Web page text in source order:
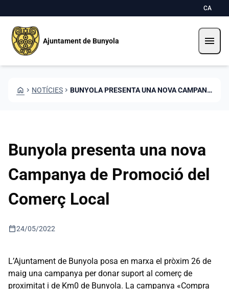
CA
Ajuntament de Bunyola menu
HOME CHEVRON_RIGHT NOTÍCIES CHEVRON_RIGHT BUNYOLA PRESENTA UNA NOVA CAMPANYA DE PROMOCIÓ DEL COMERÇ LOCAL
Bunyola presenta una nova
Campanya de Promoció del
Comerç Local
calendar_today24/05/2022
L’Ajuntament de Bunyola posa en marxa el pròxim 26 de
maig una campanya per donar suport al comerç de
proximitat i de Km0 de Bunyola. La campanya «Compra